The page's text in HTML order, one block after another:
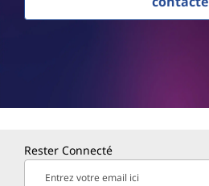
Rester Connecté
Entrez votre email ici